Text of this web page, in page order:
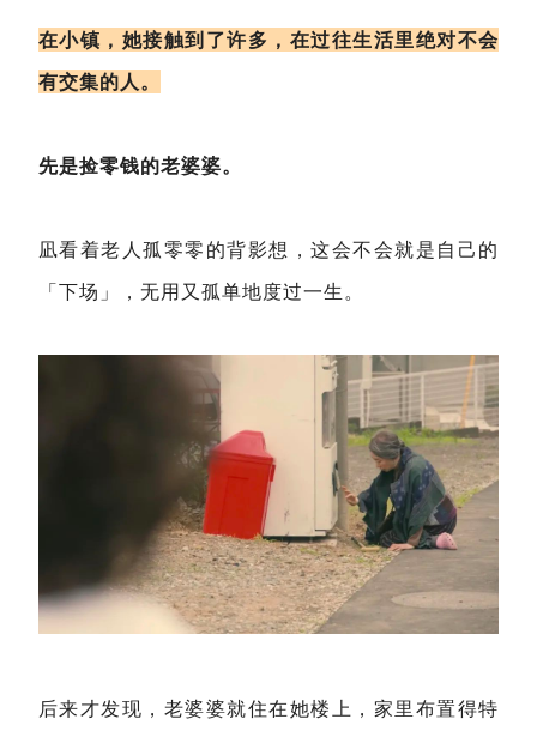
在小镇，她接触到了许多，在过往生活里绝对不会
有交集的人。
先是捡零钱的老婆婆。
凪看着老人孤零零的背影想，这会不会就是自己的
「下场」，无用又孤单地度过一生。
后来才发现，老婆婆就住在她楼上，家里布置得特